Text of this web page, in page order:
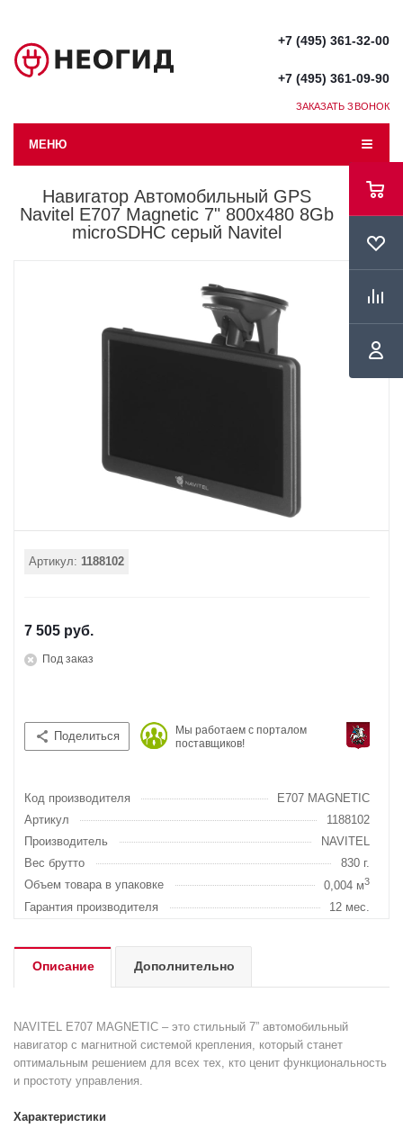
+7 (495) 361-32-00
+7 (495) 361-09-90
ЗАКАЗАТЬ ЗВОНОК
МЕНЮ
Навигатор Автомобильный GPS
Navitel E707 Magnetic 7" 800x480 8Gb
microSDHC серый Navitel
Артикул: 1188102
7 505 руб.
Под заказ
Поделиться
Мы работаем с порталом
поставщиков!
Код производителя
E707 MAGNETIC
Артикул
1188102
Производитель
NAVITEL
Вес брутто
830 г.
Объем товара в упаковке
0,004 м3
Гарантия производителя 12 мес.
Описание Дополнительно
NAVITEL E707 MAGNETIC – это стильный 7” автомобильный
навигатор с магнитной системой крепления, который станет
оптимальным решением для всех тех, кто ценит функциональность
и простоту управления.
Характеристики